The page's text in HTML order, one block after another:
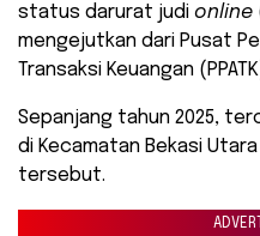
status darurat judi online
mengejutkan dari Pusat
Transaksi Keuangan
Sepanjang tahun 2025,
di Kecamatan Bekasi
tersebut.